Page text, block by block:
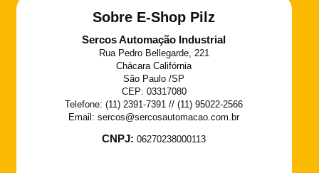
Sobre E-Shop Pilz
Sercos Automação Industrial
Rua Pedro Bellegarde, 221
Chácara Califórnia
São Paulo /SP
CEP: 03317080
Telefone: (11) 2391-7391 // (11) 95022-2566
Email: sercos@sercosautomacao.com.br
CNPJ: 06270238000113